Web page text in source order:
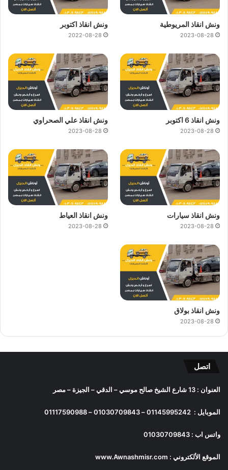
ونش انقاذ المريوطية
2023-08-28
ونش انقاذ اكتوبر
2022-08-28
ونش انقاذ 6 اكتوبر
2023-08-28
ونش انقاذ علي الصحراوي
2023-08-28
ونش انقاذ سيارات
2023-08-28
ونش انقاذ العياط
2023-08-28
ونش انقاذ بولاق
2023-08-28
اتصل
العنوان : 13 شارع الشيخ صالح موسي – الدقي – الجيزة – مصر
الموبايل : 01145995242
–
01030709843
–
01117590988
واتس اب : 01030709843
الموقع الألكتروني : www.Awnashmisr.com